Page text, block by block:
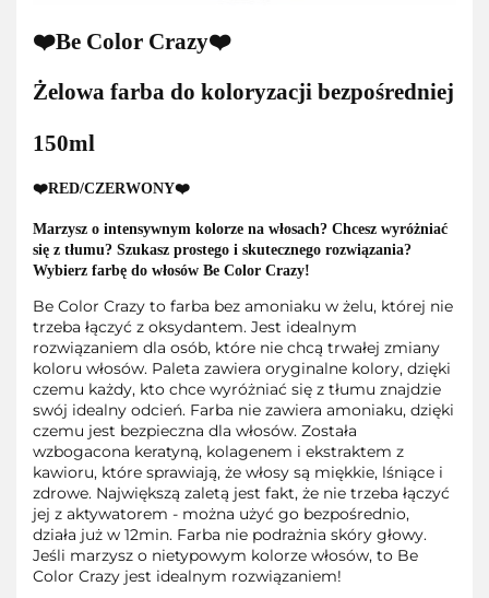
❤️Be Color Crazy❤️
Żelowa farba do koloryzacji bezpośredniej
150ml
❤️RED/CZERWONY❤️
Marzysz o intensywnym kolorze na włosach? Chcesz wyróżniać
się z tłumu? Szukasz prostego i skutecznego rozwiązania?
Wybierz farbę do włosów Be Color Crazy!
Be Color Crazy to farba bez amoniaku w żelu, której nie
trzeba łączyć z oksydantem. Jest idealnym
rozwiązaniem dla osób, które nie chcą trwałej zmiany
koloru włosów. Paleta zawiera oryginalne kolory, dzięki
czemu każdy, kto chce wyróżniać się z tłumu znajdzie
swój idealny odcień. Farba nie zawiera amoniaku, dzięki
czemu jest bezpieczna dla włosów. Została
wzbogacona keratyną, kolagenem i ekstraktem z
kawioru, które sprawiają, że włosy są miękkie, lśniące i
zdrowe. Największą zaletą jest fakt, że nie trzeba łączyć
jej z aktywatorem - można użyć go bezpośrednio,
działa już w 12min. Farba nie podrażnia skóry głowy.
Jeśli marzysz o nietypowym kolorze włosów, to Be
Color Crazy jest idealnym rozwiązaniem!